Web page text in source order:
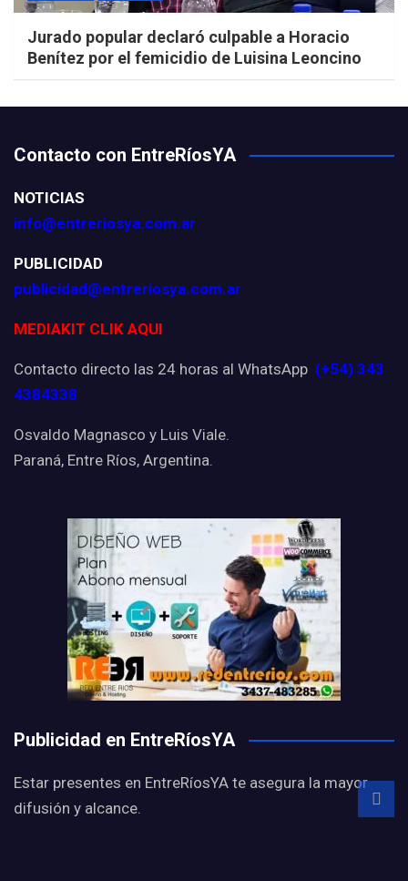
Jurado popular declaró culpable a Horacio
Benítez por el femicidio de Luisina Leoncino
Contacto con EntreRíosYA
NOTICIAS
info@entreriosya.com.ar
PUBLICIDAD
publicidad@entreriosya.com.ar
MEDIAKIT CLIK AQUI
Contacto directo las 24 horas al WhatsApp (+54) 343
4384338
Osvaldo Magnasco y Luis Viale.
Paraná, Entre Ríos, Argentina.
Publicidad en EntreRíosYA
Estar presentes en EntreRíosYA te asegura la mayor
difusión y alcance.